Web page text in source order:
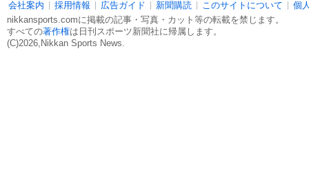
会社案内 採用情報 広告ガイド 新聞購読 このサイトについて
個
nikkansports.comに掲載の記事・写真・カット等の転載を禁じます。
すべての著作権は日刊スポーツ新聞社に帰属します。
(C)2026,Nikkan Sports News.